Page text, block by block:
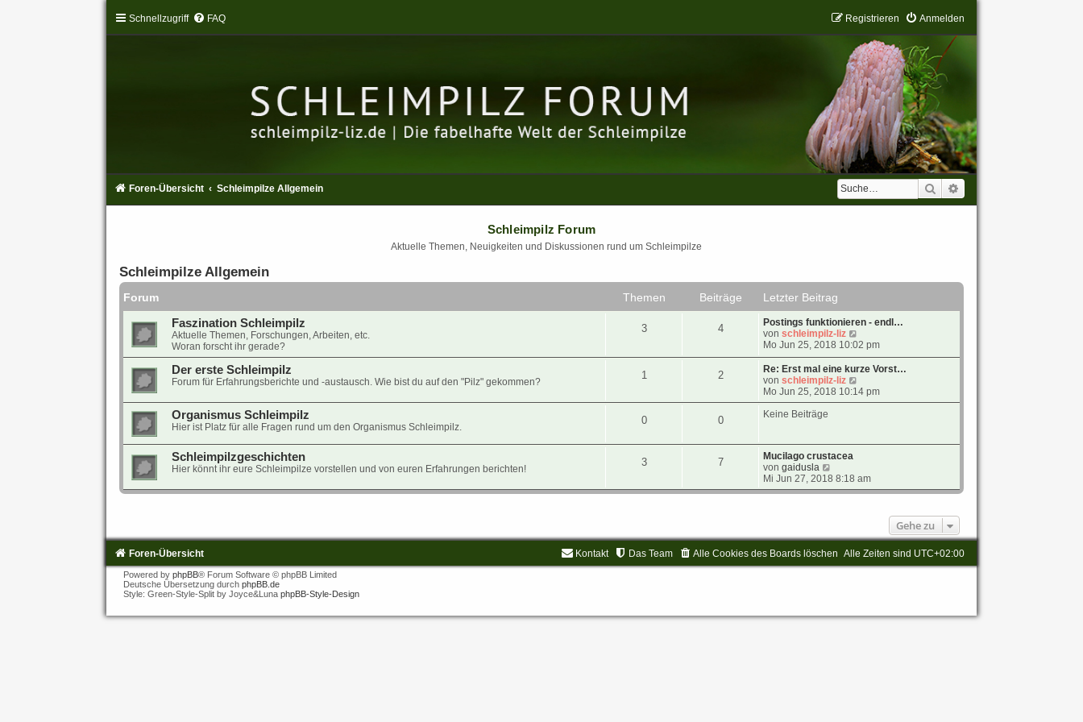
Schnellzugriff FAQ Anmelden
Registrieren
Suche
Foren-Übersicht Schleimpilze Allgemein
Schleimpilz Forum
Aktuelle Themen, Neuigkeiten und Diskussionen rund um Schleimpilze
Schleimpilze Allgemein
Forum Themen Beiträge
Letzter Beitrag
Faszination Schleimpilz
Aktuelle Themen, Forschungen, Arbeiten, etc.
Woran forscht ihr gerade?
3 4
Postings funktionieren - endl…
vonschleimpilz-liz
e
u
e
t
e
i
a
g
Mo Jun 25, 2018 10:02 pm
Der erste Schleimpilz
Forum für Erfahrungsberichte und -austausch. Wie bist du auf den "Pilz" gekommen?
1 2
Re: Erst mal eine kurze Vorst…
vonschleimpilz-liz
e
u
e
e
i
g
Mo Jun 25, 2018 10:14 pm
Organismus Schleimpilz
Hier ist Platz für alle Fragen rund um den Organismus Schleimpilz.
0 0 Keine Beiträge
Schleimpilzgeschichten
Hier könnt ihr eure Schleimpilze vorstellen und von euren Erfahrungen berichten!
3 7
Mucilago crustacea
vongaidusla
e
u
e
B
e
a
Mi Jun 27, 2018 8:18 am
Gehe zu
Foren-Übersicht Alle Zeiten sind UTC+02:00
Alle Cookies des Boards löschen
Das Team
Kontakt
Powered by phpBB® Forum Software © phpBB Limited
Deutsche Übersetzung durch phpBB.de
Style: Green-Style-Split by Joyce&Luna phpBB-Style-Design